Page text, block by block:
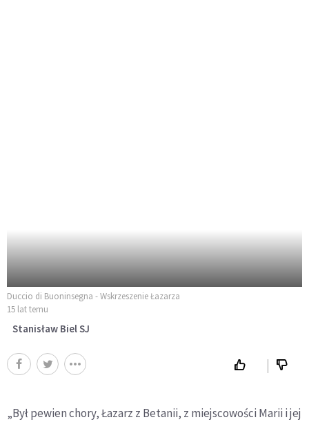
Duccio di Buoninsegna - Wskrzeszenie Łazarza
15 lat temu
Stanisław Biel SJ
„Był pewien chory, Łazarz z Betanii, z miejscowości Marii i jej